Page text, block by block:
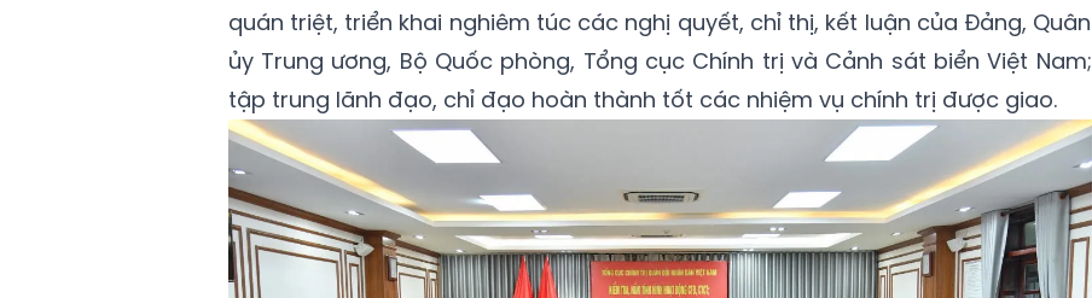
quán triệt, triển khai nghiêm túc các nghị quyết, chỉ thị, kết luận của Đảng, Quân
ủy Trung ương, Bộ Quốc phòng, Tổng cục Chính trị và Cảnh sát biển Việt Nam;
tập trung lãnh đạo, chỉ đạo hoàn thành tốt các nhiệm vụ chính trị được giao.